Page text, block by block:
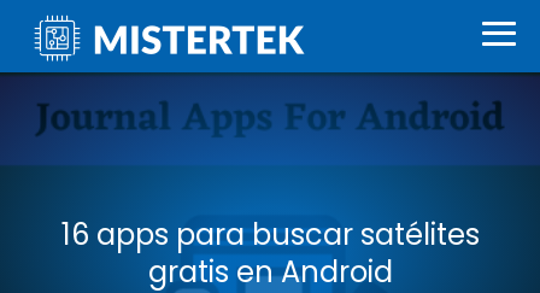
16 apps para buscar satélites
gratis en Android